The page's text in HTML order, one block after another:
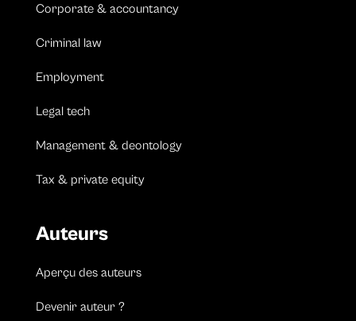
Corporate & accountancy
Criminal law
Employment
Legal tech
Management & deontology
Tax & private equity
Auteurs
Aperçu des auteurs
Devenir auteur ?